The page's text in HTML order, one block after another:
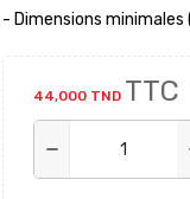
- Dimensions minimales
44,000 TND TTC
remove